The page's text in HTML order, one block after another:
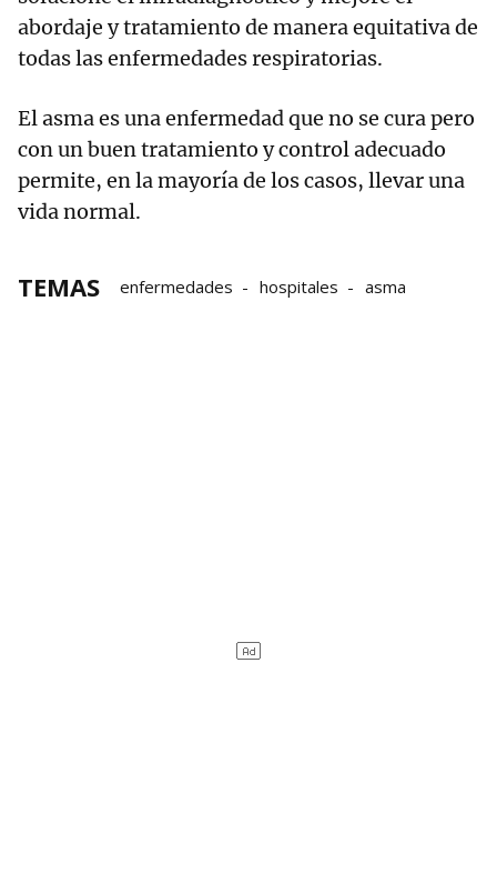
abordaje y tratamiento de manera equitativa de
todas las enfermedades respiratorias.
El asma es una enfermedad que no se cura pero
con un buen tratamiento y control adecuado
permite, en la mayoría de los casos, llevar una
vida normal.
TEMAS enfermedades hospitales asma